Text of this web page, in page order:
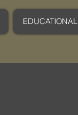
EDUCATIONAL